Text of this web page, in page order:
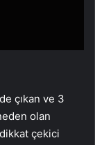
çıkan ve 3
olan
çekici